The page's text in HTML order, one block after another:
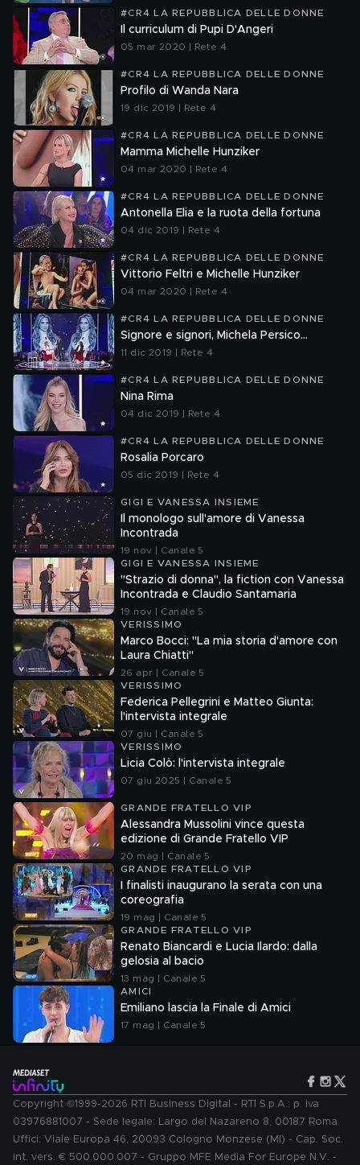
#CR4 LA REPUBBLICA DELLE DONNE
Il curriculum di Pupi D'Angeri
05 mar 2020 | Rete 4
#CR4 LA REPUBBLICA DELLE DONNE
Profilo di Wanda Nara
19 dic 2019 | Rete 4
#CR4 LA REPUBBLICA DELLE DONNE
Mamma Michelle Hunziker
04 mar 2020 | Rete 4
#CR4 LA REPUBBLICA DELLE DONNE
Antonella Elia e la ruota della fortuna
04 dic 2019 | Rete 4
#CR4 LA REPUBBLICA DELLE DONNE
Vittorio Feltri e Michelle Hunziker
04 mar 2020 | Rete 4
#CR4 LA REPUBBLICA DELLE DONNE
Signore e signori, Michela Persico...
11 dic 2019 | Rete 4
#CR4 LA REPUBBLICA DELLE DONNE
Nina Rima
04 dic 2019 | Rete 4
#CR4 LA REPUBBLICA DELLE DONNE
Rosalia Porcaro
05 dic 2019 | Rete 4
GIGI E VANESSA INSIEME
Il monologo sull'amore di Vanessa
Incontrada
19 nov | Canale 5
GIGI E VANESSA INSIEME
"Strazio di donna", la fiction con Vanessa
Incontrada e Claudio Santamaria
19 nov | Canale 5
VERISSIMO
Marco Bocci: "La mia storia d'amore con
Laura Chiatti"
26 apr | Canale 5
VERISSIMO
Federica Pellegrini e Matteo Giunta:
l'intervista integrale
07 giu | Canale 5
VERISSIMO
Licia Colò: l'intervista integrale
07 giu 2025 | Canale 5
GRANDE FRATELLO VIP
Alessandra Mussolini vince questa
edizione di Grande Fratello VIP
20 mag | Canale 5
GRANDE FRATELLO VIP
I finalisti inaugurano la serata con una
coreografia
19 mag | Canale 5
GRANDE FRATELLO VIP
Renato Biancardi e Lucia Ilardo: dalla
gelosia al bacio
13 mag | Canale 5
AMICI
Emiliano lascia la Finale di Amici
17 mag | Canale 5
Copyright ©1999-2026 RTI Business Digital - RTI S.p.A.: p. iva
03976881007 - Sede legale: Largo del Nazareno 8, 00187 Roma.
Uffici: Viale Europa 46, 20093 Cologno Monzese (MI) - Cap. Soc.
int. vers. € 500.000.007 - Gruppo MFE Media For Europe N.V. -